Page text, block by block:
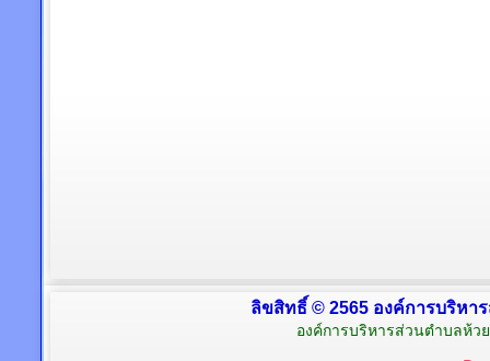
ลิขสิทธิ์ © 2565 องค์การบริหา
องค์การบริหารส่วนตำบลห้ว